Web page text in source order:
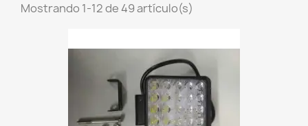
Mostrando 1-12 de 49 artículo(s)